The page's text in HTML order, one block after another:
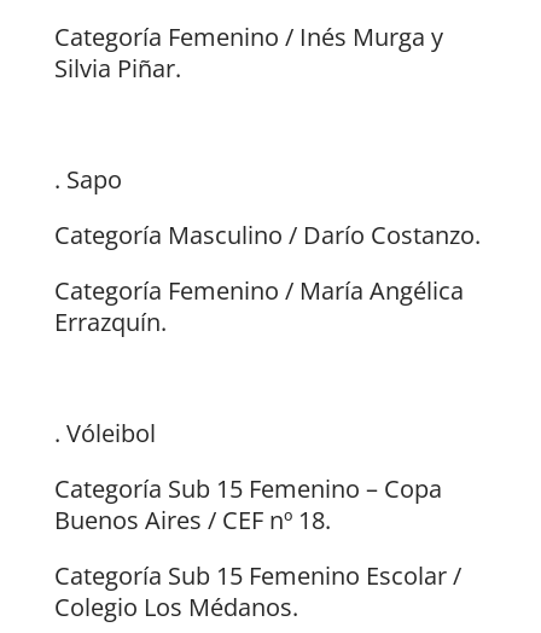
Categoría Femenino / Inés Murga y
Silvia Piñar.
. Sapo
Categoría Masculino / Darío Costanzo.
Categoría Femenino / María Angélica
Errazquín.
. Vóleibol
Categoría Sub 15 Femenino – Copa
Buenos Aires / CEF nº 18.
Categoría Sub 15 Femenino Escolar /
Colegio Los Médanos.